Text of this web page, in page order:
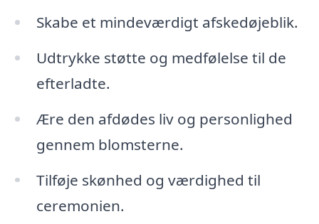
Skabe et mindeværdigt afskedøjeblik.
Udtrykke støtte og medfølelse til de
efterladte.
Ære den afdødes liv og personlighed
gennem blomsterne.
Tilføje skønhed og værdighed til
ceremonien.